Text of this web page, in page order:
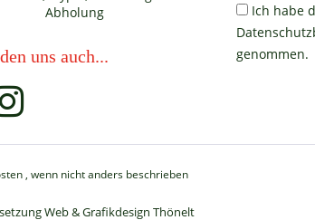
uns auch...
Ich habe
genommen.
, wenn nicht anders beschrieben
Web & Grafikdesign Thönelt